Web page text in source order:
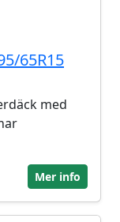
65R15
med
Mer info